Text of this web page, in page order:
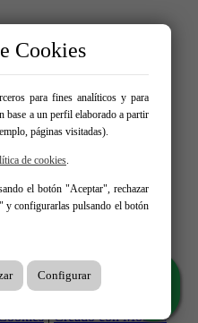
|Creado con Mobilia
Cookies
para fines analíticos y para
base a un perfil elaborado a partir
páginas visitadas).
de cookies.
el botón "Aceptar", rechazar
y configurarlas pulsando el botón
Configurar